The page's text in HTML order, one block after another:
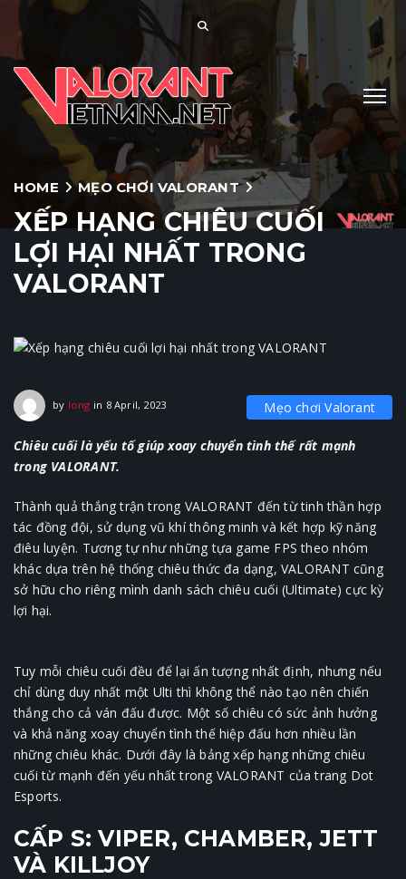
HOME MẸO CHƠI VALORANT
XẾP HẠNG CHIÊU CUỐI
LỢI HẠI NHẤT TRONG
VALORANT
by long in 8 April, 2023 Mẹo chơi Valorant
Chiêu cuối là yếu tố giúp xoay chuyển tình thế rất mạnh
trong VALORANT.
Thành quả thắng trận trong VALORANT đến từ tinh thần hợp
tác đồng đội, sử dụng vũ khí thông minh và kết hợp kỹ năng
điêu luyện. Tương tự như những tựa game FPS theo nhóm
khác dựa trên hệ thống chiêu thức đa dạng, VALORANT cũng
sở hữu cho riêng mình danh sách chiêu cuối (Ultimate) cực kỳ
lợi hại.
Tuy mỗi chiêu cuối đều để lại ấn tượng nhất định, nhưng nếu
chỉ dùng duy nhất một Ulti thì không thể nào tạo nên chiến
thắng cho cả ván đấu được. Một số chiêu có sức ảnh hưởng
và khả năng xoay chuyển tình thế hiệp đấu hơn nhiều lần
những chiêu khác. Dưới đây là bảng xếp hạng những chiêu
cuối từ mạnh đến yếu nhất trong VALORANT của trang Dot
Esports.
CẤP S: VIPER, CHAMBER, JETT
VÀ KILLJOY